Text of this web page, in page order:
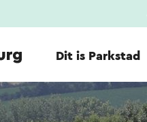
Dit is Parkstad